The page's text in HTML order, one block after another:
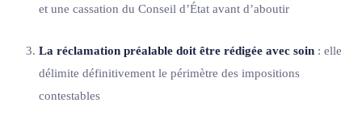
et une cassation du Conseil d’État avant d’aboutir
La réclamation préalable doit être rédigée avec soin : elle
délimite définitivement le périmètre des impositions
contestables